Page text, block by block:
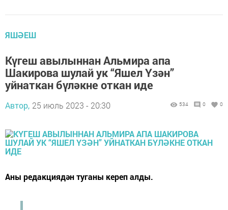
ЯШӘЕШ
Күгеш авылыннан Альмира апа
Шакирова шулай ук “Яшел Үзән”
уйнаткан бүләкне откан иде
Автор, 25 июль 2023 - 20:30 534 0 0
Аны редакциядән туганы кереп алды.